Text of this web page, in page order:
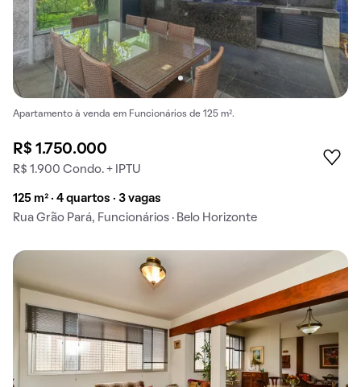
Apartamento à venda em Funcionários de 125 m².
R$ 1.750.000
R$ 1.900 Condo. + IPTU
125 m² · 4 quartos · 3 vagas
Rua Grão Pará, Funcionários · Belo Horizonte